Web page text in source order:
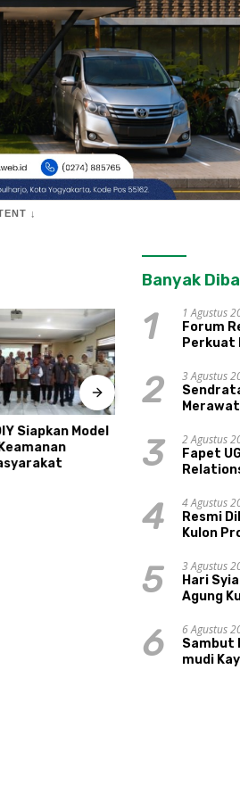
↓
Siapkan Model
Semanis Madu
Condongcatur
Banyak
1
1 Agustus
Forum
Perkuat
2
3 Agustus
3
2 Agustus
Fapet
4
4 Agustus
Resmi
Kulon
Sungai
5
3 Agustus
Hari
Agung
Sakinah
6
6 Agustus
Sambut
mudi